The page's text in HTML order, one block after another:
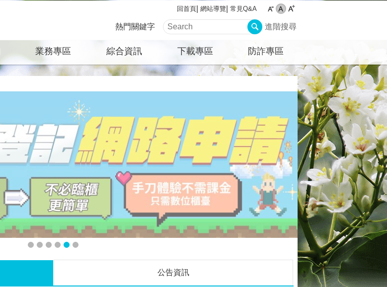
回首頁 網站導覽 常見Q&A
熱門關鍵字 進階搜尋
業務專區 綜合資訊 下載專區 防詐專區
公告資訊